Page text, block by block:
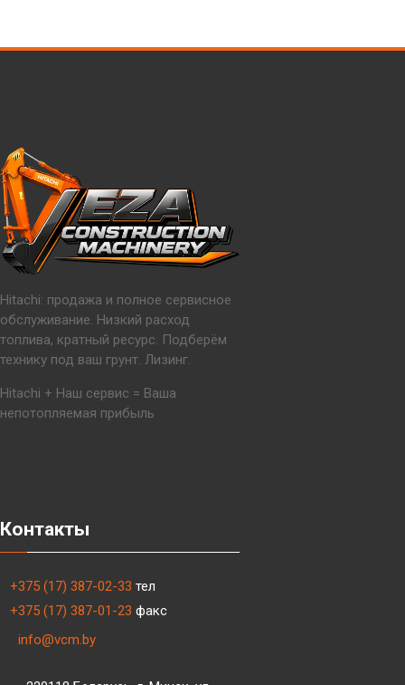
Hitachi: продажа и полное сервисное
обслуживание. Низкий расход
топлива, кратный ресурс. Подберём
технику под ваш грунт. Лизинг.
Hitachi + Наш сервис = Ваша
непотопляемая прибыль
Контакты
+375 (17) 387-02-33 тел
+375 (17) 387-01-23 факс
info@vcm.by